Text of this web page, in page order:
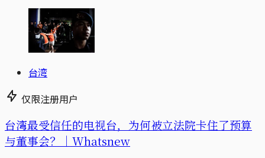
台湾
仅限注册用户
台湾最受信任的电视台，为何被立法院卡住了预算
与董事会？｜Whatsnew